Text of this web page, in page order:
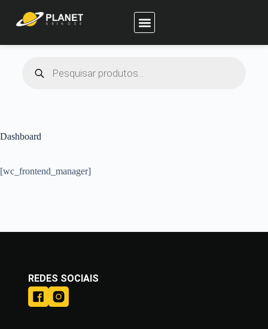
Dashboard
[wc_frontend_manager]
REDES SOCIAIS